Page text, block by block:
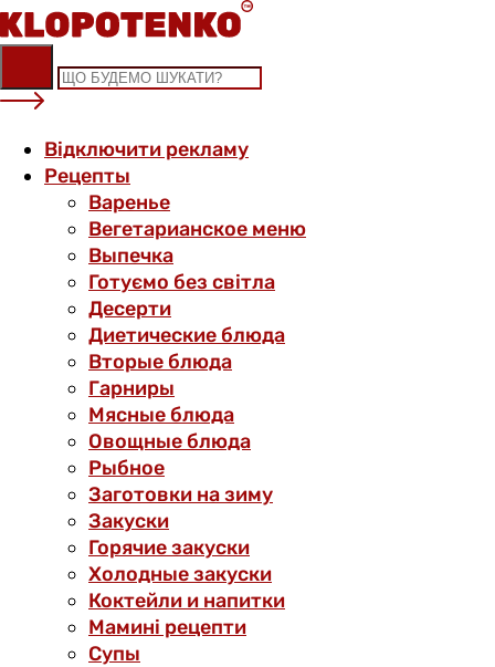
Skip
to
content
Відключити рекламу
Рецепты
Варенье
Вегетарианское меню
Выпечка
Готуємо без світла
Десерти
Диетические блюда
Вторые блюда
Гарниры
Мясные блюда
Овощные блюда
Рыбное
Заготовки на зиму
Закуски
Горячие закуски
Холодные закуски
Коктейли и напитки
Мамині рецепти
Супы